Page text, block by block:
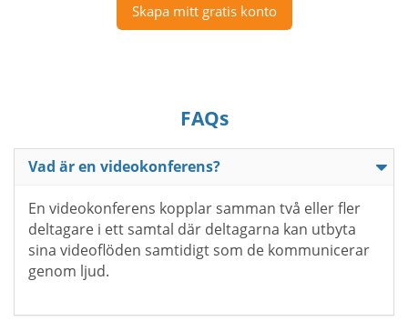
Skapa mitt gratis konto
FAQs
Vad är en videokonferens?
En videokonferens kopplar samman två eller fler
deltagare i ett samtal där deltagarna kan utbyta
sina videoflöden samtidigt som de kommunicerar
genom ljud.